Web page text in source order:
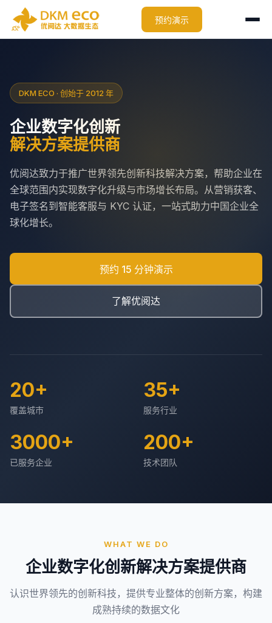
预约演示
DKM ECO · 创始于 2012 年
企业数字化创新
解决方案提供商
优阅达致力于推广世界领先创新科技解决方案，帮助企业在
全球范围内实现数字化升级与市场增长布局。从营销获客、
电子签名到智能客服与 KYC 认证，一站式助力中国企业全
球化增长。
预约 15 分钟演示
了解优阅达
20+
覆盖城市
35+
服务行业
3000+
已服务企业
200+
技术团队
WHAT WE DO
企业数字化创新解决方案提供商
认识世界领先的创新科技，提供专业整体的创新方案，构建
成熟持续的数据文化